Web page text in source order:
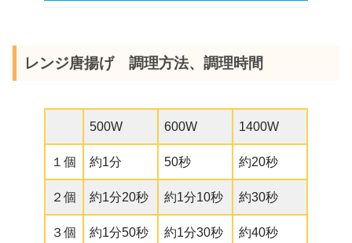
レンジ唐揚げ 調理方法、調理時間
500W 600W 1400W
１個 約1分 50秒 約20秒
２個 約1分20秒 約1分10秒 約30秒
３個 約1分50秒 約1分30秒 約40秒